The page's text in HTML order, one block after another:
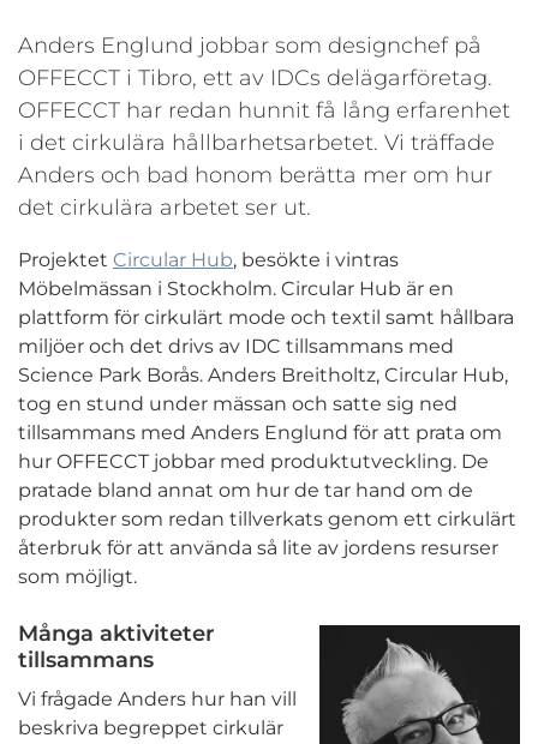
Anders Englund jobbar som designchef på
OFFECCT i Tibro, ett av IDCs delägarföretag.
OFFECCT har redan hunnit få lång erfarenhet
i det cirkulära hållbarhetsarbetet. Vi träffade
Anders och bad honom berätta mer om hur
det cirkulära arbetet ser ut.
Projektet Circular Hub, besökte i vintras
Möbelmässan i Stockholm. Circular Hub är en
plattform för cirkulärt mode och textil samt hållbara
miljöer och det drivs av IDC tillsammans med
Science Park Borås. Anders Breitholtz, Circular Hub,
tog en stund under mässan och satte sig ned
tillsammans med Anders Englund för att prata om
hur OFFECCT jobbar med produktutveckling. De
pratade bland annat om hur de tar hand om de
produkter som redan tillverkats genom ett cirkulärt
återbruk för att använda så lite av jordens resurser
som möjligt.
Många aktiviteter
tillsammans
Vi frågade Anders hur han vill
beskriva begreppet cirkulär